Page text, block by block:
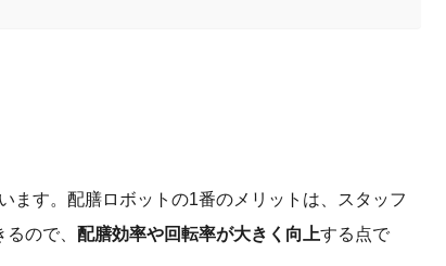
ます。配膳ロボットの1番のメリットは、スタッフ
ので、 配膳効率や回転率が大きく向上する点で